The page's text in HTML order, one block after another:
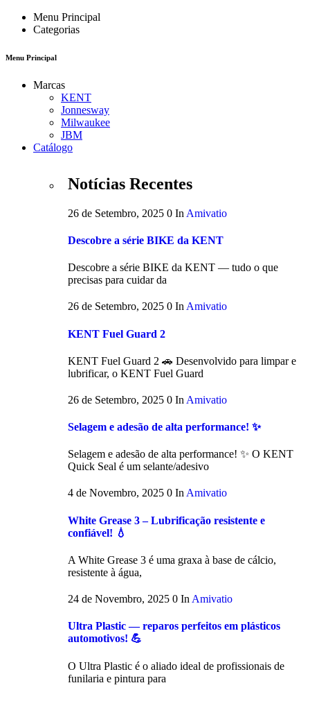
Menu Principal
Categorias
Menu Principal
Marcas
KENT
Jonnesway
Milwaukee
JBM
Catálogo
Notícias Recentes
26 de Setembro, 2025 0 In Amivatio
Descobre a série BIKE da KENT
Descobre a série BIKE da KENT — tudo o que
precisas para cuidar da
26 de Setembro, 2025 0 In Amivatio
KENT Fuel Guard 2
KENT Fuel Guard 2 🚗 Desenvolvido para limpar e
lubrificar, o KENT Fuel Guard
26 de Setembro, 2025 0 In Amivatio
Selagem e adesão de alta performance! ✨
Selagem e adesão de alta performance! ✨ O KENT
Quick Seal é um selante/adesivo
4 de Novembro, 2025 0 InAmivatio
White Grease 3 – Lubrificação resistente e
confiável! 💧
A White Grease 3 é uma graxa à base de cálcio,
resistente à água,
24 de Novembro, 2025 0 In Amivatio
Ultra Plastic — reparos perfeitos em plásticos
automotivos! 💪
O Ultra Plastic é o aliado ideal de profissionais de
funilaria e pintura para